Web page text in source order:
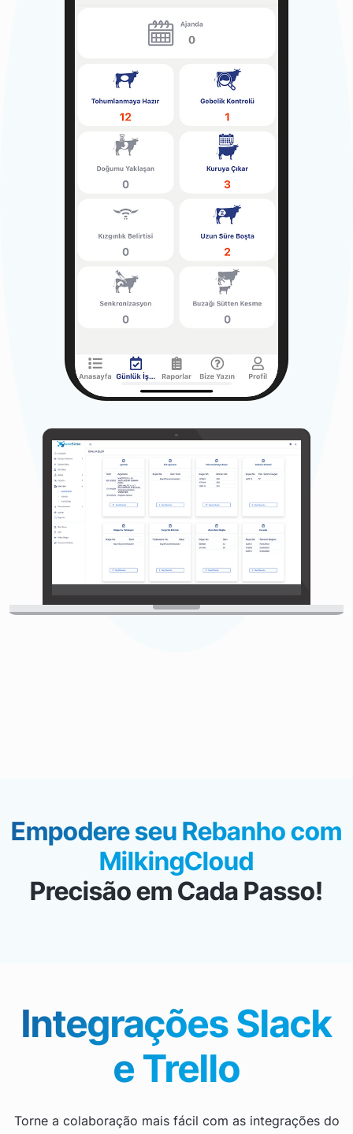
Empodere seu Rebanho com
MilkingCloud
Precisão em Cada Passo!
Integrações Slack
e Trello
Torne a colaboração mais fácil com as integrações do